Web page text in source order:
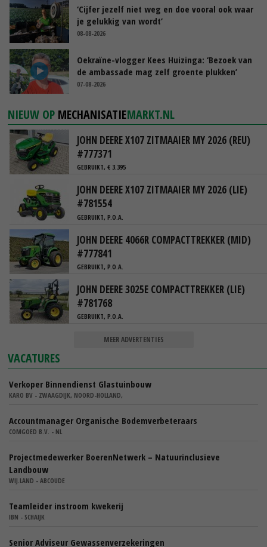
‘Cijfer jezelf niet weg en doe vooral ook waar
je gelukkig van wordt’
08-08-2026
Oekraïne-vlogger Kees Huizinga: ‘Bezoek van
de ambassade mag zelf groente plukken’
07-08-2026
NIEUW OP MECHANISATIEMARKT.NL
JOHN DEERE X107 ZITMAAIER MY 2026 (REU)
#777371
GEBRUIKT, € 3.395
JOHN DEERE X107 ZITMAAIER MY 2026 (LIE)
#781554
GEBRUIKT, P.O.A.
JOHN DEERE 4066R COMPACTTREKKER (MID)
#777841
GEBRUIKT, P.O.A.
JOHN DEERE 3025E COMPACTTREKKER (LIE)
#781768
GEBRUIKT, P.O.A.
MEER ADVERTENTIES
VACATURES
Verkoper Binnendienst Glastuinbouw
KARO BV - ZWAAGDIJK, NOORD-HOLLAND,
Accountmanager Organische Bodemverbeteraars
COMGOED B.V. - NL
Projectmedewerker BoerenNetwerk – Natuurinclusieve
Landbouw
WIJ.LAND - ABCOUDE
Teamleider instroom kwekerij
IBN - SCHAIJK
Senior Adviseur Gewassenverzekeringen